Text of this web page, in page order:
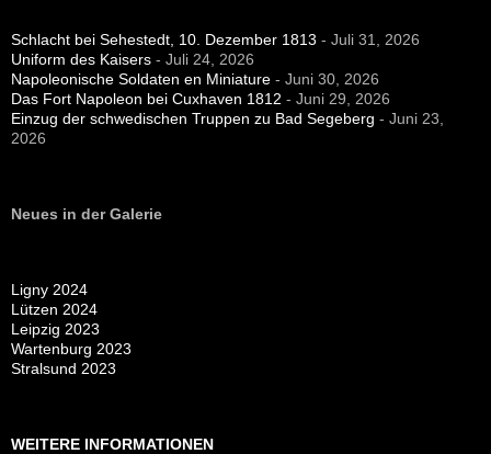
Schlacht bei Sehestedt, 10. Dezember 1813 - Juli 31, 2026
Uniform des Kaisers - Juli 24, 2026
Napoleonische Soldaten en Miniature - Juni 30, 2026
Das Fort Napoleon bei Cuxhaven 1812 - Juni 29, 2026
Einzug der schwedischen Truppen zu Bad Segeberg - Juni 23,
2026
Neues in der Galerie
Ligny 2024
Lützen 2024
Leipzig 2023
Wartenburg 2023
Stralsund 2023
WEITERE INFORMATIONEN